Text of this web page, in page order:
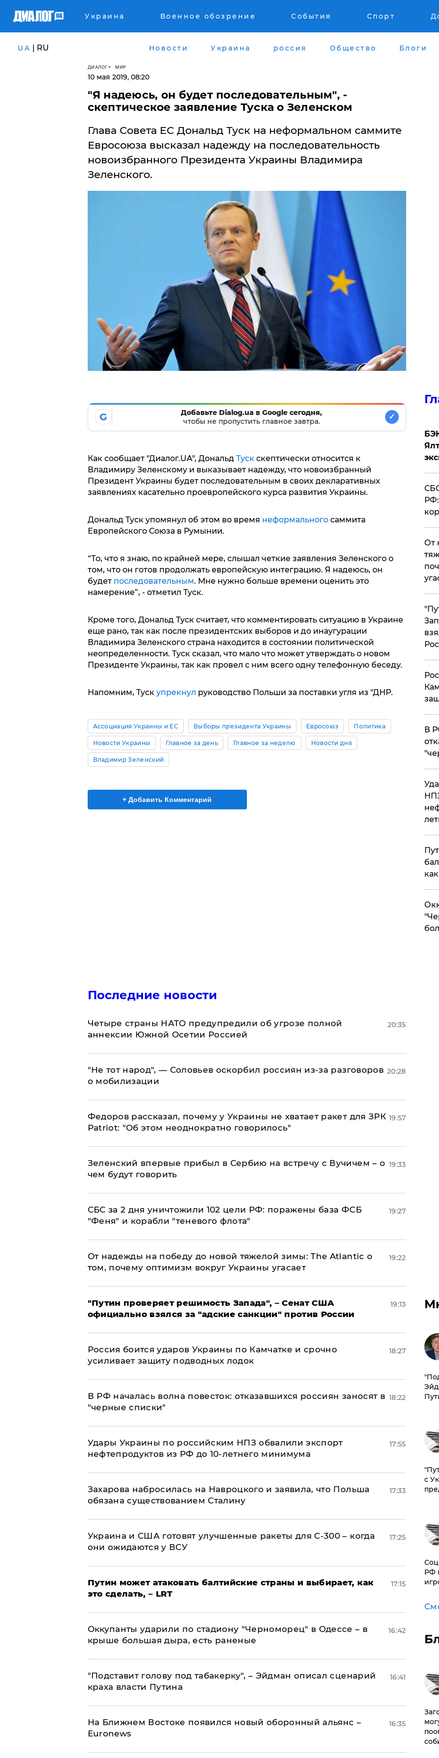
Украина Военное обозрение События Спорт
UA | RU Новости Украина россия Общество Блоги
ДИАЛОГ МИР
10 мая 2019, 08:20
"Я надеюсь, он будет последовательным", -
скептическое заявление Туска о Зеленском
Глава Совета ЕС Дональд Туск на неформальном саммите
Евросоюза высказал надежду на последовательность
новоизбранного Президента Украины Владимира
Зеленского.
G
Добавьте Dialog.ua в Google сегодня,
чтобы не пропустить главное завтра.
✓
Как сообщает "Диалог.UA", Дональд Туск скептически относится к
Владимиру Зеленскому и выказывает надежду, что новоизбранный
Президент Украины будет последовательным в своих декларативных
заявлениях касательно проевропейского курса развития Украины.
Дональд Туск упомянул об этом во время неформального саммита
Европейского Союза в Румынии.
“То, что я знаю, по крайней мере, слышал четкие заявления Зеленского о
том, что он готов продолжать европейскую интеграцию. Я надеюсь, он
будет последовательным. Мне нужно больше времени оценить это
намерение”, - отметил Туск.
Кроме того, Дональд Туск считает, что комментировать ситуацию в Украине
еще рано, так как после президентских выборов и до инаугурации
Владимира Зеленского страна находится в состоянии политической
неопределенности. Туск сказал, что мало что может утверждать о новом
Президенте Украины, так как провел с ним всего одну телефонную беседу.
Напомним, Туск упрекнул руководство Польши за поставки угля из "ДНР.
Ассоциация Украины и ЕС Выборы президента Украины Евросоюз Политика
Новости Украины Главное за день Главное за неделю Новости дня
Владимир Зеленский
+ Добавить Комментарий
Последние новости
Четыре страны НАТО предупредили об угрозе полной
аннексии Южной Осетии Россией
20:35
​"Не тот народ", — Соловьев оскорбил россиян из-за разговоров
о мобилизации
20:28
Федоров рассказал, почему у Украины не хватает ракет для ЗРК
Patriot: "Об этом неоднократно говорилось"
19:57
Зеленский впервые прибыл в Сербию на встречу с Вучичем – о
чем будут говорить
19:33
СБС за 2 дня уничтожили 102 цели РФ: поражены база ФСБ
"Феня" и корабли "теневого флота"
19:27
От надежды на победу до новой тяжелой зимы: The Atlantic о
том, почему оптимизм вокруг Украины угасает
19:22
"Путин проверяет решимость Запада", – Сенат США
официально взялся за "адские санкции" против России
19:13
Россия боится ударов Украины по Камчатке и срочно
усиливает защиту подводных лодок
18:27
​В РФ началась волна повесток: отказавшихся россиян заносят в
"черные списки"
18:22
Удары Украины по российским НПЗ обвалили экспорт
нефтепродуктов из РФ до 10-летнего минимума
17:55
​Захарова набросилась на Навроцкого и заявила, что Польша
обязана существованием Сталину
17:33
Украина и США готовят улучшенные ракеты для С-300 – когда
они ожидаются у ВСУ
17:25
Путин может атаковать балтийские страны и выбирает, как
это сделать, – LRT
17:15
Оккупанты ударили по стадиону "Черноморец" в Одессе – в
крыше большая дыра, есть раненые
16:42
​"Подставит голову под табакерку", – Эйдман описал сценарий
краха власти Путина
16:41
На Ближнем Востоке появился новый оборонный альянс –
Euronews
16:35
От
​В
с
РФ